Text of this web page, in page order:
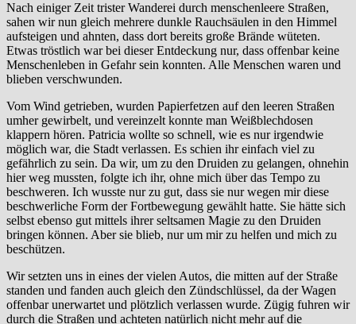
Nach einiger Zeit trister Wanderei durch menschenleere Straßen,
sahen wir nun gleich mehrere dunkle Rauchsäulen in den Himmel
aufsteigen und ahnten, dass dort bereits große Brände wüteten.
Etwas tröstlich war bei dieser Entdeckung nur, dass offenbar keine
Menschenleben in Gefahr sein konnten. Alle Menschen waren und
blieben verschwunden.
Vom Wind getrieben, wurden Papierfetzen auf den leeren Straßen
umher gewirbelt, und vereinzelt konnte man Weißblechdosen
klappern hören. Patricia wollte so schnell, wie es nur irgendwie
möglich war, die Stadt verlassen. Es schien ihr einfach viel zu
gefährlich zu sein. Da wir, um zu den Druiden zu gelangen, ohnehin
hier weg mussten, folgte ich ihr, ohne mich über das Tempo zu
beschweren. Ich wusste nur zu gut, dass sie nur wegen mir diese
beschwerliche Form der Fortbewegung gewählt hatte. Sie hätte sich
selbst ebenso gut mittels ihrer seltsamen Magie zu den Druiden
bringen können. Aber sie blieb, nur um mir zu helfen und mich zu
beschützen.
Wir setzten uns in eines der vielen Autos, die mitten auf der Straße
standen und fanden auch gleich den Zündschlüssel, da der Wagen
offenbar unerwartet und plötzlich verlassen wurde. Zügig fuhren wir
durch die Straßen und achteten natürlich nicht mehr auf die